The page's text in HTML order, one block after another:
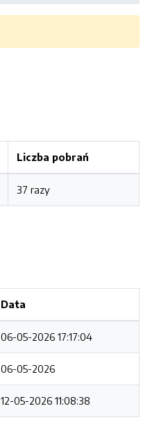
Liczba pobrań
37 razy
Data
06-05-2026 17:17:04
06-05-2026
12-05-2026 11:08:38